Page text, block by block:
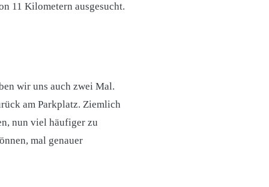
11 Kilometern ausgesucht.
wir uns auch zwei Mal.
am Parkplatz. Ziemlich
nun viel häufiger zu
mal genauer